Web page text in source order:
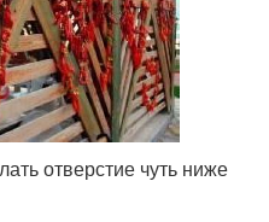
отверстие чуть ниже